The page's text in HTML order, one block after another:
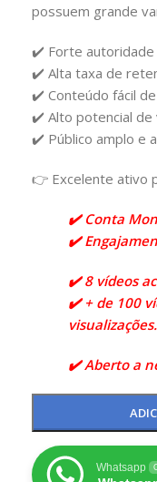
possuem grande
✔️ Forte
✔️ Alta taxa de
✔️ Conteúdo fácil
✔️ Alto potencial de
✔️ Público amplo e
👉 Excelente ativo
✔️ Conta
✔️
✔️ 8 vídeos
✔️ + de 100
visualizações.
✔️ Aberto a
Whatsapp